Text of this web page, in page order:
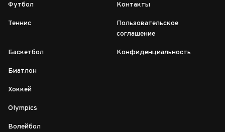
Футбол
Теннис
Баскетбол
Биатлон
Хоккей
Olympics
Волейбол
Контакты
Пользовательское
соглашение
Конфиденциальность